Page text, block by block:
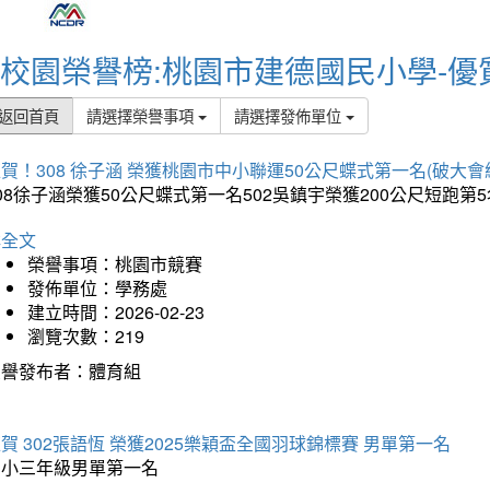
校園榮譽榜:桃園市建德國民小學-優
回首頁 請選擇榮譽事項 請選擇發佈單位
！308 徐子涵 榮獲桃園市中小聯運50公尺蝶式第一名(破大會
徐子涵榮獲50公尺蝶式第一名502吳鎮宇榮獲200公尺短跑
文
榮譽事項：桃園市競賽
發佈單位：學務處
建立時間：2026-02-23
瀏覽次數：219
發布者：體育組
302張語恆 榮獲2025樂穎盃全國羽球錦標賽 男單第一名
三年級男單第一名